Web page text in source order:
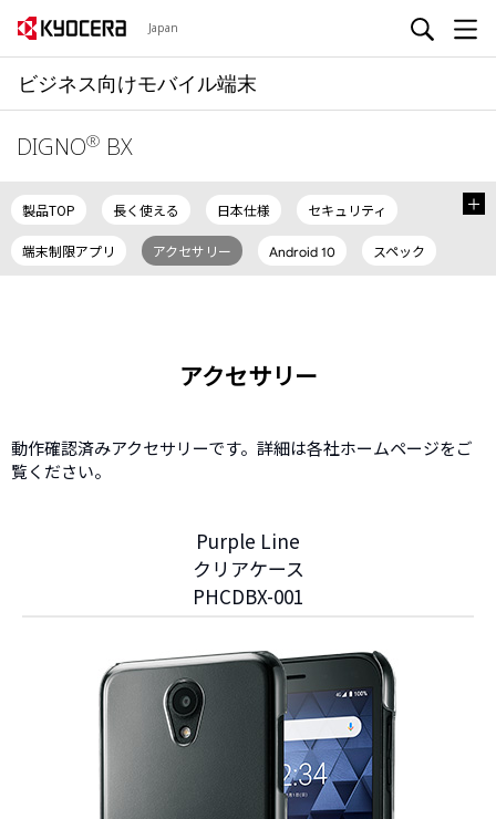
Japan
ビジネス向けモバイル端末
DIGNO® BX
製品TOP 長く使える 日本仕様 セキュリティ
端末制限アプリ アクセサリー Android 10 スペック
アクセサリー
動作確認済みアクセサリーです。詳細は各社ホームページをご
覧ください。
Purple Line
クリアケース
PHCDBX-001